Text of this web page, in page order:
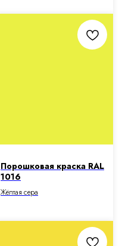
Порошковая краска RAL
1016
Жёлтая сера